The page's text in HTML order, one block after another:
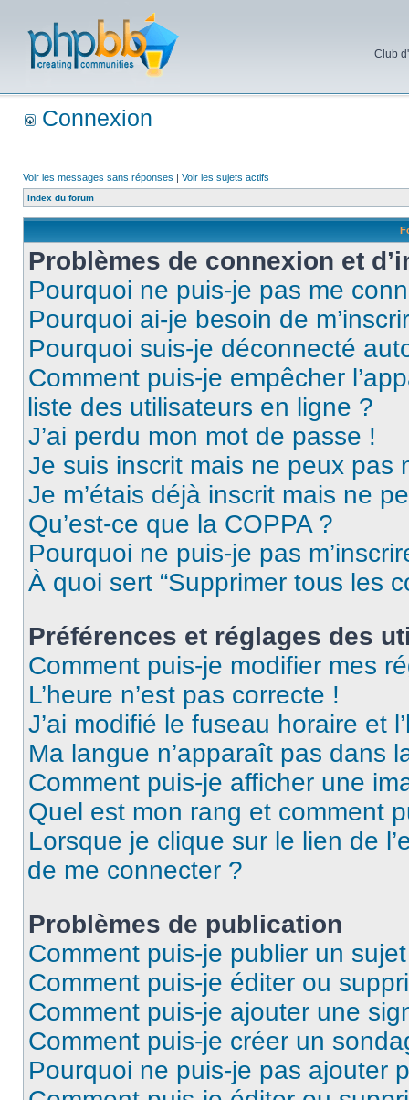
Club
Connexion
Voir les messages sans réponses | Voir les sujets actifs
Index du forum
Problèmes de connexion et
Pourquoi ne puis-je pas me
Pourquoi ai-je besoin de
Pourquoi suis-je déconnecté
Comment puis-je empêcher
liste des utilisateurs en ligne ?
J’ai perdu mon mot de passe !
Je suis inscrit mais ne peux pas
Je m’étais déjà inscrit mais ne
Qu’est-ce que la COPPA ?
Pourquoi ne puis-je pas
À quoi sert “Supprimer tous les
Préférences et réglages des
Comment puis-je modifier mes
L’heure n’est pas correcte !
J’ai modifié le fuseau horaire et
Ma langue n’apparaît pas dans
Comment puis-je afficher une
Quel est mon rang et comment
Lorsque je clique sur le lien de
de me connecter ?
Problèmes de publication
Comment puis-je publier un
Comment puis-je éditer ou
Comment puis-je ajouter une
Comment puis-je créer un
Pourquoi ne puis-je pas ajouter